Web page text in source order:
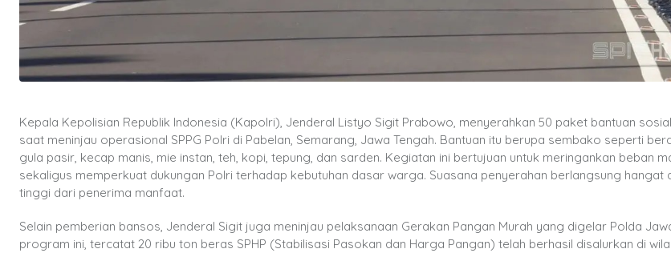
Kepala Kepolisian Republik Indonesia (Kapolri), Jenderal Listyo Sigit Prabowo, menyerahkan 50 paket bantuan
saat meninjau operasional SPPG Polri di Pabelan, Semarang, Jawa Tengah. Bantuan itu berupa sembako seperti
gula pasir, kecap manis, mie instan, teh, kopi, tepung, dan sarden. Kegiatan ini bertujuan untuk meringankan beban
sekaligus memperkuat dukungan Polri terhadap kebutuhan dasar warga. Suasana penyerahan berlangsung hangat
tinggi dari penerima manfaat.
Selain pemberian bansos, Jenderal Sigit juga meninjau pelaksanaan Gerakan Pangan Murah yang digelar Polda
program ini, tercatat 20 ribu ton beras SPHP (Stabilisasi Pasokan dan Harga Pangan) telah berhasil disalurkan di